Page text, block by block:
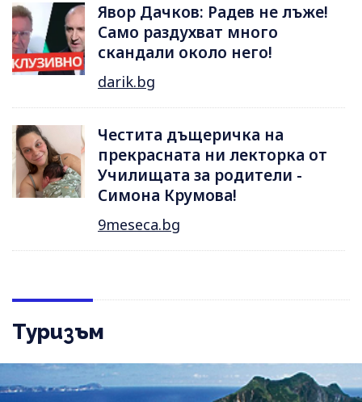
Явор Дачков: Радев не лъже!
Само раздухват много
скандали около него!
darik.bg
Честита дъщеричка на
прекрасната ни лекторка от
Училищата за родители -
Симона Крумова!
9meseca.bg
Туризъм